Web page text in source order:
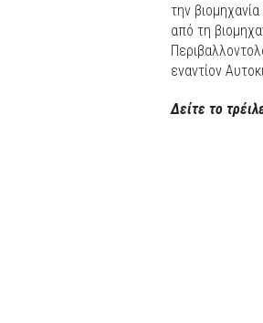
την
από τη
εναντίον
Δείτε το